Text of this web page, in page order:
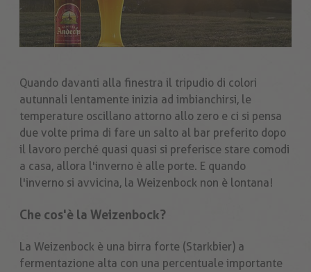
Quando davanti alla finestra il tripudio di colori
autunnali lentamente inizia ad imbianchirsi, le
temperature oscillano attorno allo zero e ci si pensa
due volte prima di fare un salto al bar preferito dopo
il lavoro perché quasi quasi si preferisce stare comodi
a casa, allora l'inverno è alle porte. E quando
l'inverno si avvicina, la Weizenbock non è lontana!
Che cos'è la Weizenbock?
La Weizenbock è una birra forte (Starkbier) a
fermentazione alta con una percentuale importante